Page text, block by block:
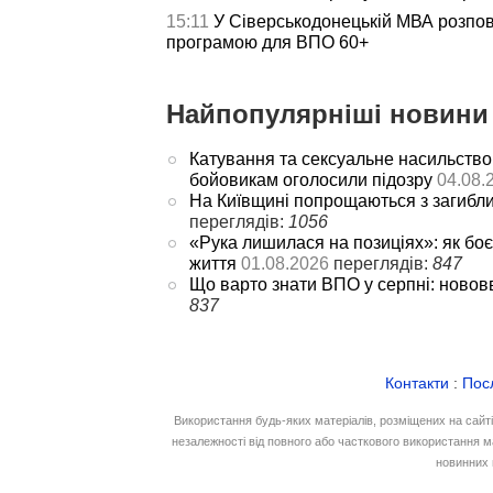
15:11 У Сіверськодонецькій МВА
програмою для ВПО 60+
Найпопулярніші
Катування та сексуальне
бойовикам оголосили підозру
На Київщині попрощаються з
переглядів: 1056
«Рука лишилася на позиціях»: як
життя 01.08.2026 переглядів: 847
Що варто знати ВПО у серпні:
837
Контакти :
Використання будь-яких матеріалів, розміщених на
незалежності від повного або часткового
новинних